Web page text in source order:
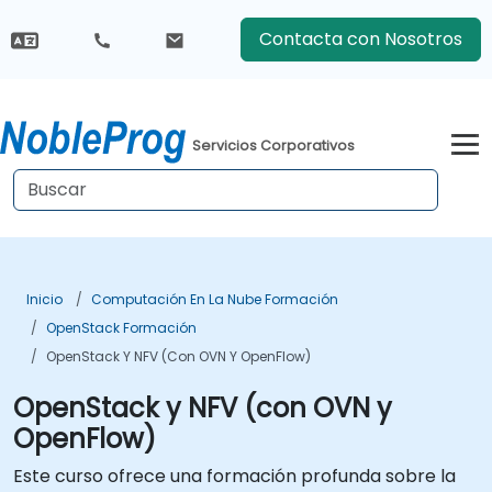
Contacta con Nosotros
Servicios Corporativos
Inicio
Computación En La Nube Formación
OpenStack Formación
OpenStack Y NFV (con OVN Y OpenFlow)
OpenStack y NFV (con OVN y
OpenFlow)
Este curso ofrece una formación profunda sobre la